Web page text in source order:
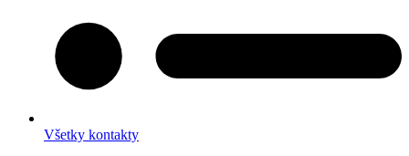
Všetky kontakty